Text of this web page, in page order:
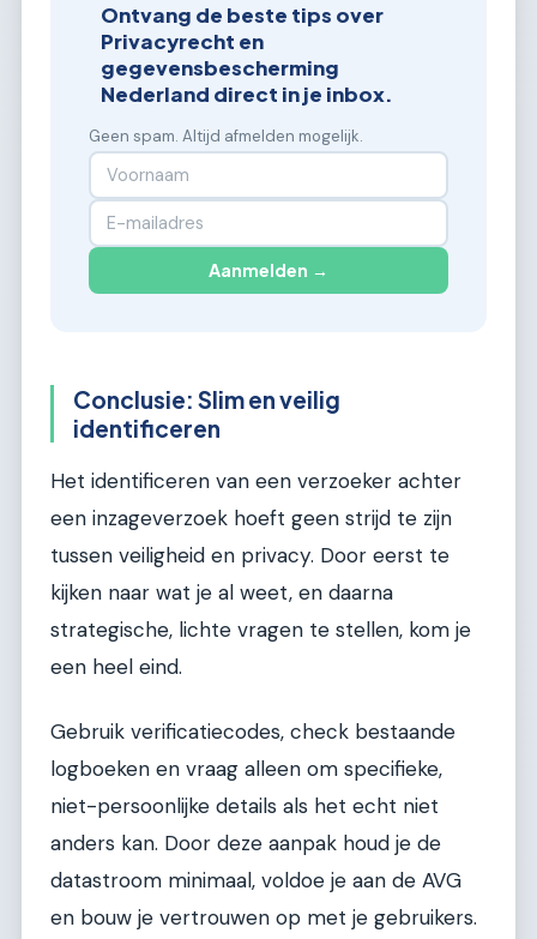
Ontvang de beste tips over
Privacyrecht en
gegevensbescherming
Nederland direct in je inbox.
Geen spam. Altijd afmelden mogelijk.
Aanmelden →
Conclusie: Slim en veilig
identificeren
Het identificeren van een verzoeker achter
een inzageverzoek hoeft geen strijd te zijn
tussen veiligheid en privacy. Door eerst te
kijken naar wat je al weet, en daarna
strategische, lichte vragen te stellen, kom je
een heel eind.
Gebruik verificatiecodes, check bestaande
logboeken en vraag alleen om specifieke,
niet-persoonlijke details als het echt niet
anders kan. Door deze aanpak houd je de
datastroom minimaal, voldoe je aan de AVG
en bouw je vertrouwen op met je gebruikers.